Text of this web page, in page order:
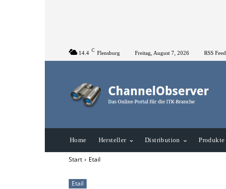
14.4 C Flensburg Freitag, August 7, 2026 RSS Feed
Home Hersteller Distribution Produkte
Start Etail
Etail